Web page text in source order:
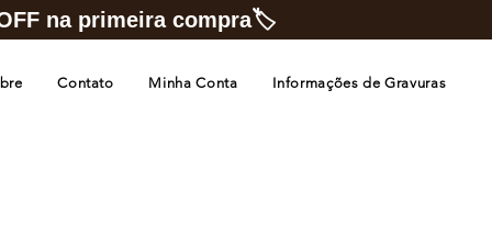
Contato Minha Conta Informações de Gravuras
OFF na primeira compra🏷️